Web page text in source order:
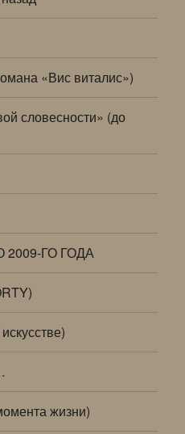
«Вис виталис»)
словесности» (до
ГО ГОДА
жизни)